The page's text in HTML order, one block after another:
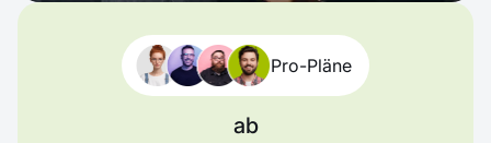
Pro-Pläne
ab